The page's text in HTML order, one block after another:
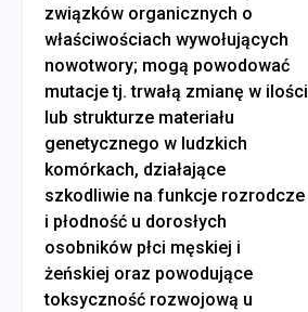
związków organicznych o
właściwościach wywołujących
nowotwory; mogą powodować
mutacje tj. trwałą zmianę w ilości
lub strukturze materiału
genetycznego w ludzkich
komórkach, działające
szkodliwie na funkcje rozrodcze
i płodność u dorosłych
osobników płci męskiej i
żeńskiej oraz powodujące
toksyczność rozwojową u